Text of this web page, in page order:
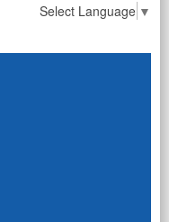
Select Language ▼